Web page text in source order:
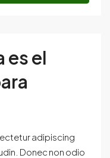
es el
adipiscing
Donec non odio